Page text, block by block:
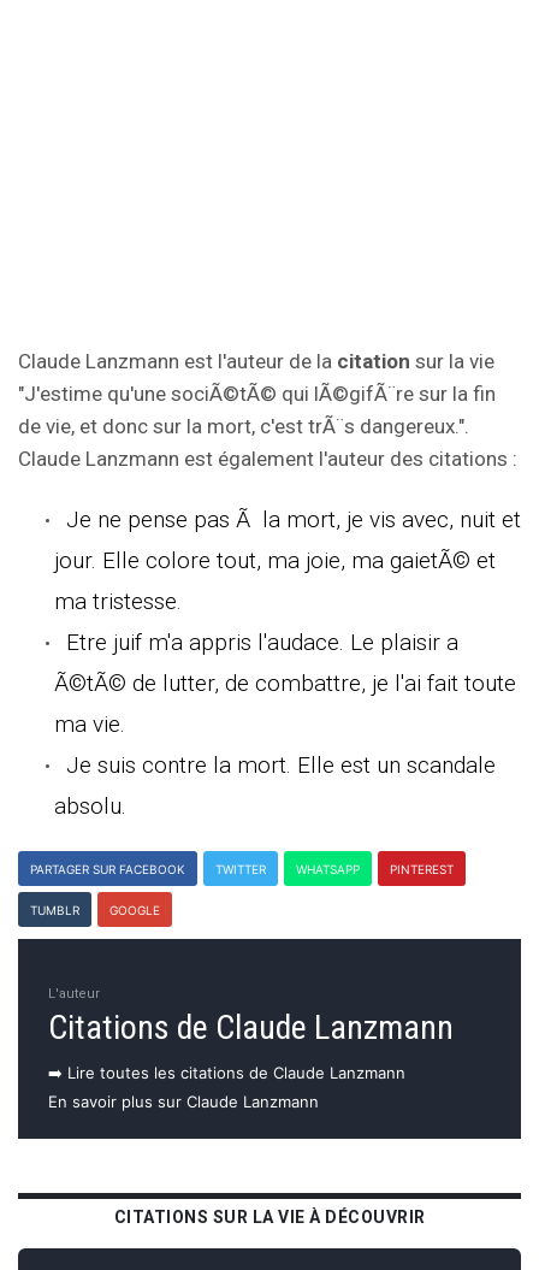
Claude Lanzmann est l'auteur de la citation sur la vie
"J'estime qu'une sociÃ©tÃ© qui lÃ©gifÃ¨re sur la fin
de vie, et donc sur la mort, c'est trÃ¨s dangereux.".
Claude Lanzmann est également l'auteur des citations :
Je ne pense pas Ã la mort, je vis avec, nuit et
jour. Elle colore tout, ma joie, ma gaietÃ© et
ma tristesse.
Etre juif m'a appris l'audace. Le plaisir a
Ã©tÃ© de lutter, de combattre, je l'ai fait toute
ma vie.
Je suis contre la mort. Elle est un scandale
absolu.
PARTAGER SUR FACEBOOK TWITTER WHATSAPP PINTEREST
TUMBLR GOOGLE
L'auteur
Citations de Claude Lanzmann
➡️ Lire toutes les citations de Claude Lanzmann
En savoir plus sur Claude Lanzmann
CITATIONS SUR LA VIE À DÉCOUVRIR